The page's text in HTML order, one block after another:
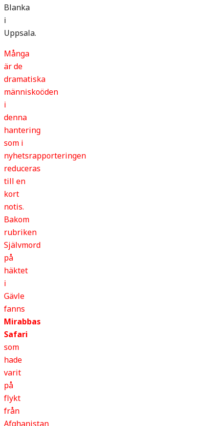
Blanka
i
Uppsala.
Många
är de
dramatiska
människoöden
i
denna
hantering
som i
nyhetsrapporteringen
reduceras
till en
kort
notis.
Bakom
rubriken
Självmord
på
häktet
i
Gävle
fanns
Mirabbas
Safari
som
hade
varit
på
flykt
från